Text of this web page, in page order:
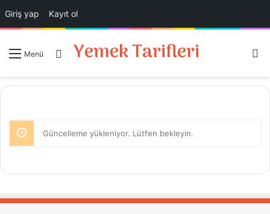
Giriş yap Kayıt ol
Menü Giriş Yap
Yemek Tarifleri
Güncelleme yükleniyor. Lütfen bekleyin.